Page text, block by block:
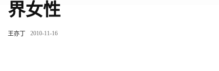
界女性
王亦丁 2010-11-16